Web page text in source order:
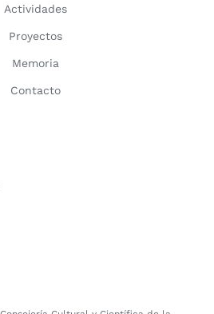
Actividades
Proyectos
Memoria
Contacto